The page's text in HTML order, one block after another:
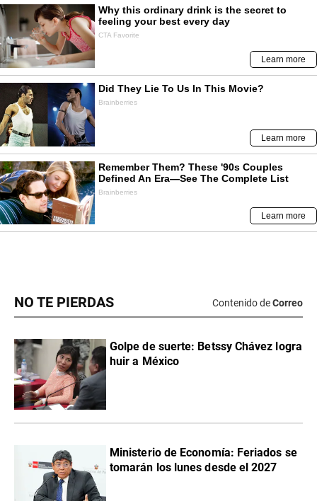
NO TE PIERDAS Contenido deCorreo
Golpe de suerte: Betssy Chávez logra
huir a México
Ministerio de Economía: Feriados se
tomarán los lunes desde el 2027